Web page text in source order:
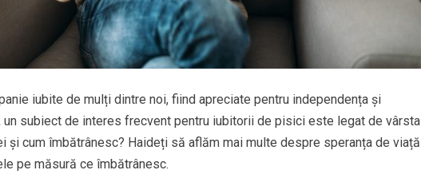
iubite de mulți dintre noi, fiind apreciate pentru independența și
un subiect de interes frecvent pentru iubitorii de pisici este legat de vârsta
și cum îmbătrânesc? Haideți să aflăm mai multe despre speranța de viață
pe măsură ce îmbătrânesc.